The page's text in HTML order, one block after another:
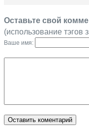
Оставьте свой
(использование тэгов
Ваше имя: